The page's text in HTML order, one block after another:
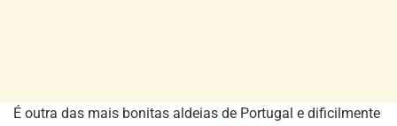
É outra das mais bonitas aldeias de Portugal e dificilmente